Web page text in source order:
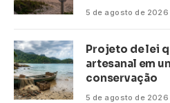
5 de agosto de 2026
Projeto de lei
artesanal em
conservação
5 de agosto de 2026